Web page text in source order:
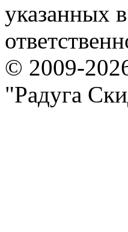
указанных
© 2009-
"Радуга